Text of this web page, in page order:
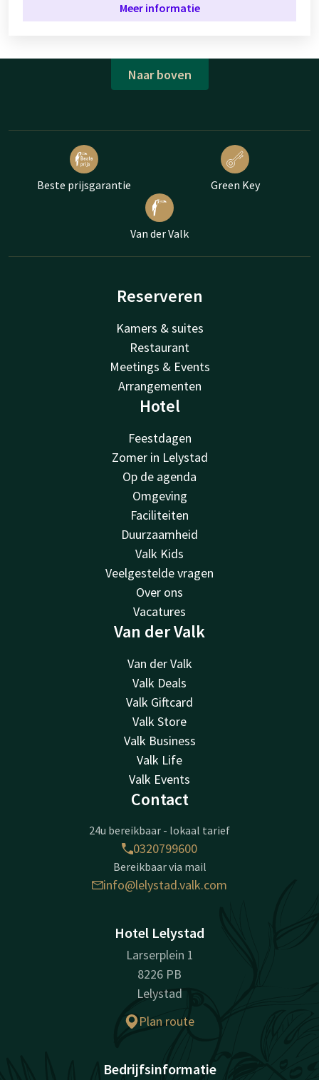
Meer informatie
Naar boven
Beste prijsgarantie Green Key
Van der Valk
Reserveren
Kamers & suites
Restaurant
Meetings & Events
Arrangementen
Hotel
Feestdagen
Zomer in Lelystad
Op de agenda
Omgeving
Faciliteiten
Duurzaamheid
Valk Kids
Veelgestelde vragen
Over ons
Vacatures
Van der Valk
Van der Valk
Valk Deals
Valk Giftcard
Valk Store
Valk Business
Valk Life
Valk Events
Contact
24u bereikbaar - lokaal tarief
0320799600
Bereikbaar via mail
info@lelystad.valk.com
Hotel Lelystad
Larserplein 1
8226 PB
Lelystad
Plan route
Bedrijfsinformatie